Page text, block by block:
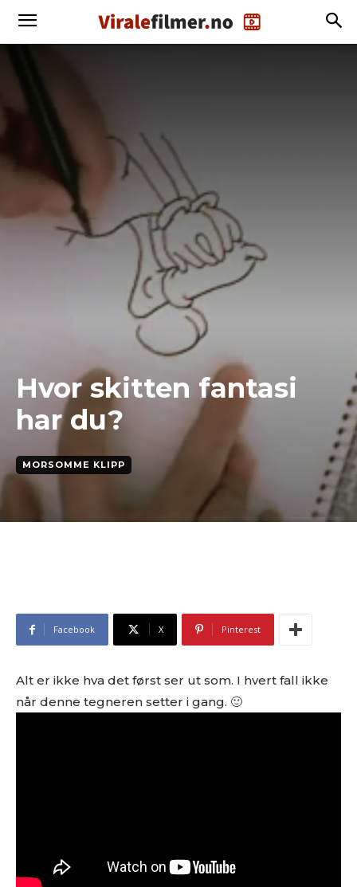
Hvor skitten fantasi
har du?
MORSOMME KLIPP
Facebook X Pinterest
Alt er ikke hva det først ser ut som. I hvert fall ikke
når denne tegneren setter i gang. 🙂